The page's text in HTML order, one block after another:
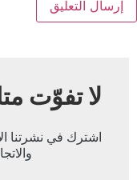
لا تفوّت
اشترك في نشرتنا